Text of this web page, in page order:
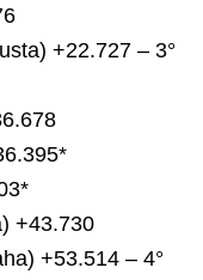
+22.727 – 3°
+43.730
+53.514 – 4°